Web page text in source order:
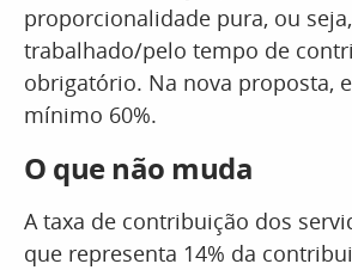
proporcionalidade pura, ou
trabalhado/pelo tempo de
obrigatório. Na nova proposta,
mínimo 60%.
O que não muda
A taxa de contribuição dos
que representa 14% da